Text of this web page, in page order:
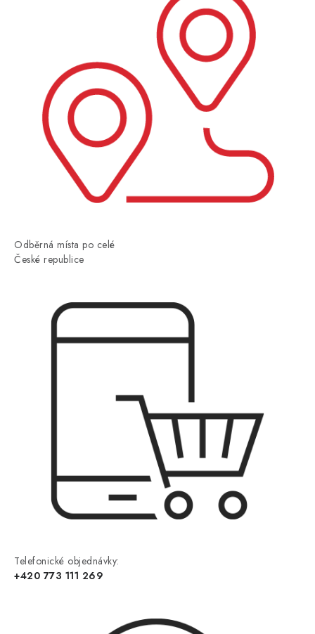
Odběrná místa po celé
České republice
Telefonické objednávky:
+420 773 111 269